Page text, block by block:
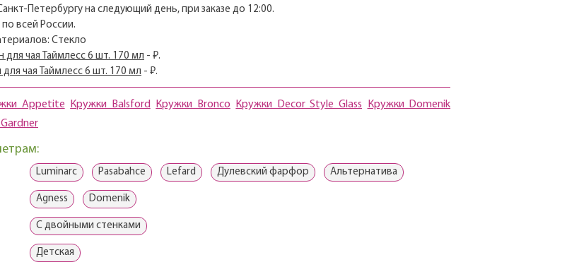
Петербургу на следующий день, при заказе до 12:00.
всей России.
Стекло
для чая Таймлесс 6 шт. 170 мл - ₽.
для чая Таймлесс 6 шт. 170 мл - ₽.
Appetite Кружки Balsford Кружки Bronco Кружки Decor Style Glass
Кружки Domenik
Luminarc Pasabahce Lefard Дулевский фарфор Альтернатива
Agness Domenik
С двойными стенками
Детская